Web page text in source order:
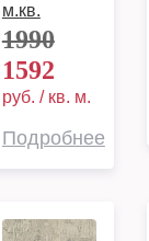
м.кв.
1990
1592
руб. / кв. м.
Подробнее